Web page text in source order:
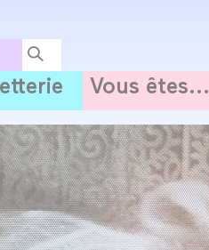
Vous êtes...